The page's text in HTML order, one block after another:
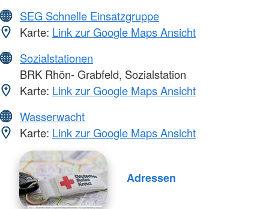
SEG Schnelle Einsatzgruppe
Karte: Link zur Google Maps Ansicht
Sozialstationen
BRK Rhön- Grabfeld, Sozialstation
Karte: Link zur Google Maps Ansicht
Wasserwacht
Karte: Link zur Google Maps Ansicht
Adressen